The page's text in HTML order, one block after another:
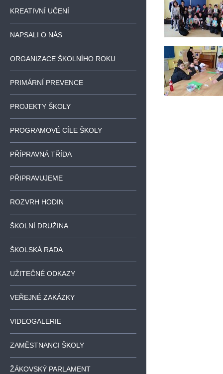
KREATIVNÍ UČENÍ
NAPSALI O NÁS
ORGANIZACE ŠKOLNÍHO ROKU
PRIMÁRNÍ PREVENCE
PROJEKTY ŠKOLY
PROGRAMOVÉ CÍLE ŠKOLY
PŘÍPRAVNÁ TŘÍDA
PŘIPRAVUJEME
ROZVRH HODIN
ŠKOLNÍ DRUŽINA
ŠKOLSKÁ RADA
UŽITEČNÉ ODKAZY
VEŘEJNÉ ZAKÁZKY
VIDEOGALERIE
ZAMĚSTNANCI ŠKOLY
ŽÁKOVSKÝ PARLAMENT